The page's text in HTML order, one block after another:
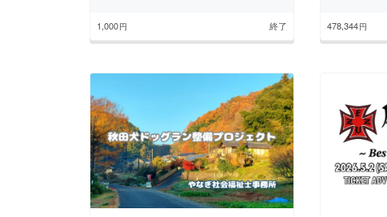
1,000円 終了 478,344円